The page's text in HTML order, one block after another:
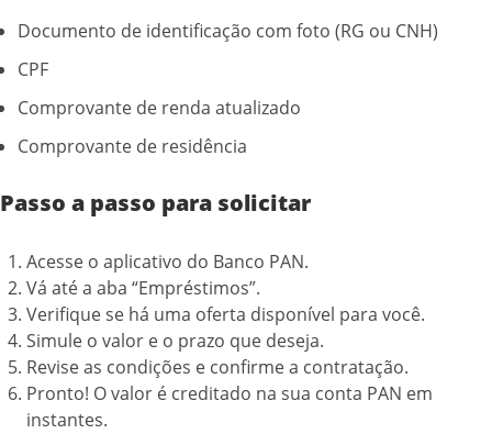
Documento de identificação com foto (RG ou CNH)
CPF
Comprovante de renda atualizado
Comprovante de residência
Passo a passo para solicitar
Acesse o aplicativo do Banco PAN.
Vá até a aba “Empréstimos”.
Verifique se há uma oferta disponível para você.
Simule o valor e o prazo que deseja.
Revise as condições e confirme a contratação.
Pronto! O valor é creditado na sua conta PAN em
instantes.